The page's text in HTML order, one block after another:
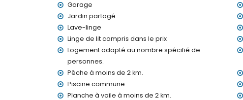
Le logement est très adapté pour les familles avec
Installations et services inclus dans le prix de
Internet (WiFi)
Aspirateur et fer à repasser avec planche
Linge de lit et serviettes
Service de réception et service d'urgence 24h/24
Chauffage au sol et climatisation
Installations et services à supplément
Garage
Jardin partagé
Lave-linge
Linge de lit compris dans le prix
Logement adapté au nombre spécifié de
personnes.
Pêche à moins de 2 km.
Piscine commune
Planche à voile à moins de 2 km.